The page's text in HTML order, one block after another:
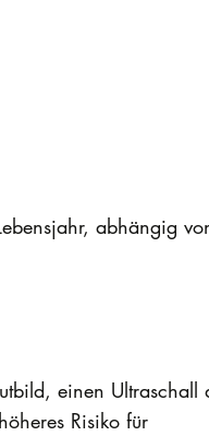
abhängig
einen Ultraschall
Risiko für